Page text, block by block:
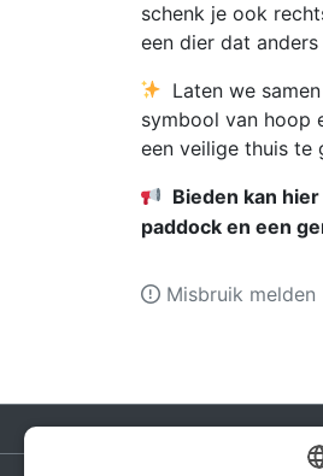
schenk je ook
een dier dat
Laten we
symbool van hoop
een veilige thuis te
Bieden kan
paddock en een
Misbruik melden